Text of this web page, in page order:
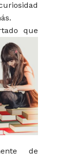
que
de